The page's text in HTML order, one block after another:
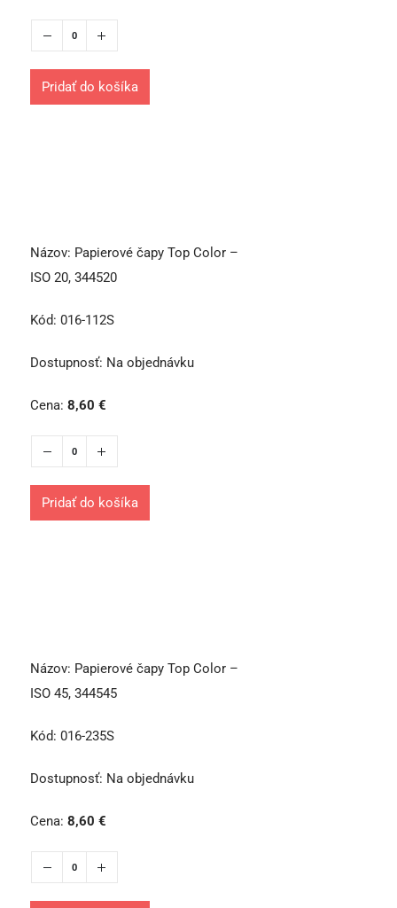
Pridať do košíka
Názov: Papierové čapy Top Color –
ISO 20, 344520
Kód: 016-112S
Dostupnosť: Na objednávku
Cena: 8,60 €
Pridať do košíka
Názov: Papierové čapy Top Color –
ISO 45, 344545
Kód: 016-235S
Dostupnosť: Na objednávku
Cena: 8,60 €